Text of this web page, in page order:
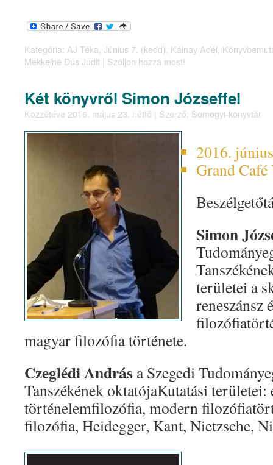
Kategória: AJ Téka, Június 7. (kedd), Kálnay Adél,
Mekkelné Dús Judit | Szóljon hozzá most!
Két könyvről Simon Józseffel
Közzétéve 2016. május 23. hétfő | Szerző: Somogyi-könyvtár
2016.
Grand
Simon
területei a
reneszánsz
magyar filozófia története.
Czeglédi András a Szegedi
Tanszékének oktatójaKutatási területei:
történelemfilozófia, modern
filozófia, Heidegger, Kant, Nietzsche,